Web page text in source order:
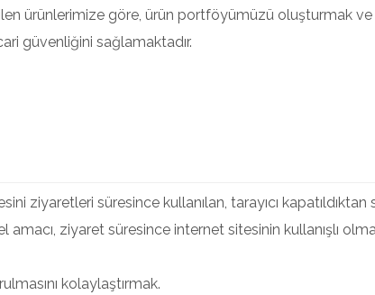
ürünlerimize göre, ürün portföyümüzü oluşturmak
güvenliğini sağlamaktadır.
ziyaretleri süresince kullanılan, tarayıcı
amacı, ziyaret süresince internet sitesinin kullanışlı
kolaylaştırmak.